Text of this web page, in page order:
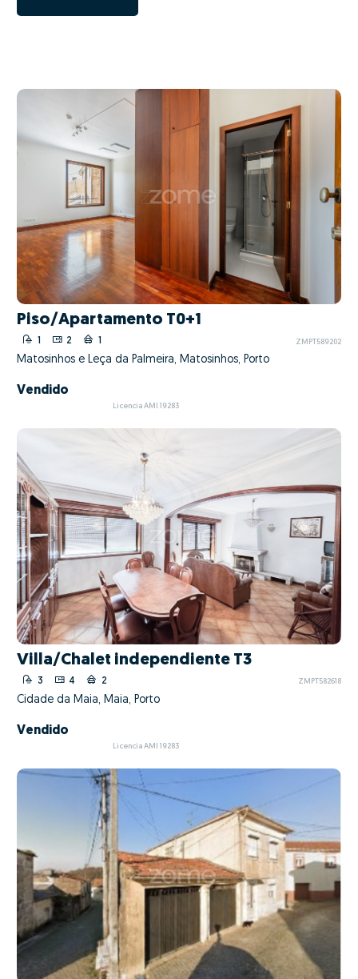
Piso/Apartamento T0+1
2 ZMPT589202
Matosinhos e Leça da Palmeira, Matosinhos, Porto
Vendido
Licencia AMI 19283
Villa/Chalet independiente T3
3 4 2 ZMPT582618
Cidade da Maia, Maia, Porto
Vendido
Licencia AMI 19283